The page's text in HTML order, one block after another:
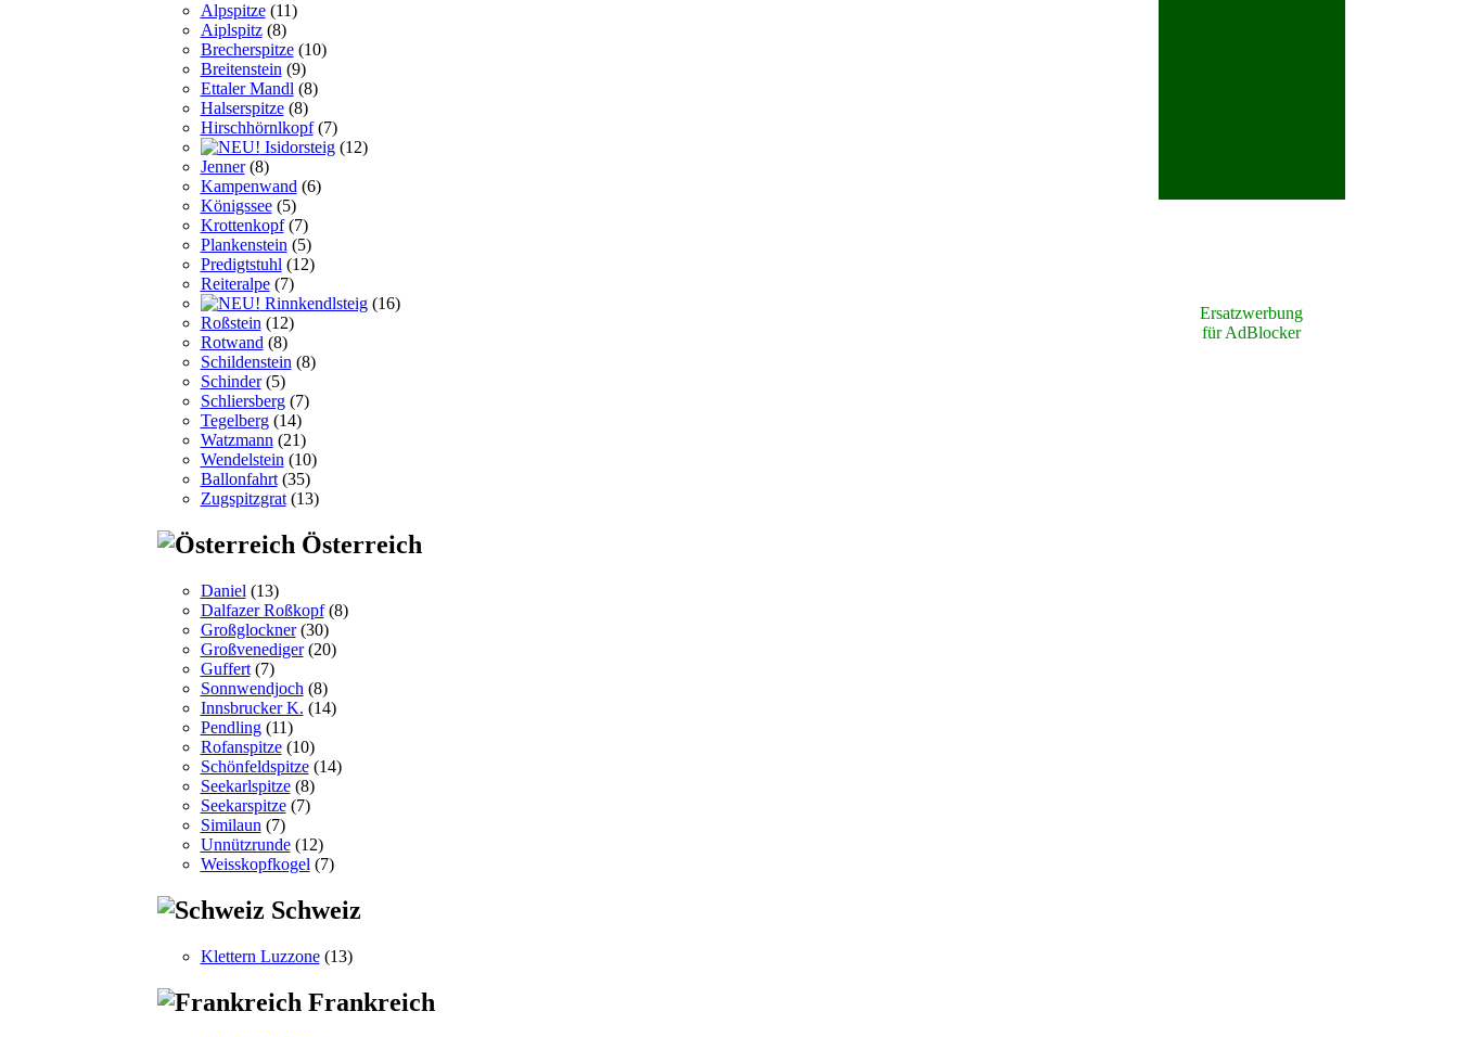
Ersatzwerbung
für AdBlocker
Alpspitze(11)
Aiplspitz(8)
Brecherspitze(10)
Breitenstein (9)
Ettaler Mandl (8)
Halserspitze(8)
Hirschhörnlkopf(7)
Isidorsteig(12)
Jenner(8)
Kampenwand (6)
Königssee(5)
Krottenkopf(7)
Plankenstein (5)
Predigtstuhl (12)
Reiteralpe(7)
Rinnkendlsteig(16)
Roßstein (12)
Rotwand (8)
Schildenstein (8)
Schinder(5)
Schliersberg(7)
Tegelberg(14)
Watzmann (21)
Wendelstein (10)
Ballonfahrt(35)
Zugspitzgrat(13)
Österreich
Daniel (13)
Dalfazer Roßkopf(8)
Großglockner(30)
Großvenediger(20)
Guffert(7)
Sonnwendjoch (8)
Innsbrucker K. (14)
Pendling(11)
Rofanspitze(10)
Schönfeldspitze(14)
Seekarlspitze(8)
Seekarspitze(7)
Similaun (7)
Unnützrunde(12)
Weisskopfkogel (7)
Schweiz
Klettern Luzzone(13)
Frankreich